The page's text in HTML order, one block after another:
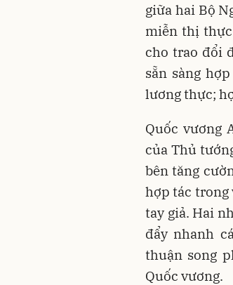
giữa hai Bộ
miễn thị
cho trao đổi
sẵn sàng
lương thực;
Quốc vương
của Thủ
bên tăng
hợp tác trong
tay giả. Hai
đẩy nhanh
thuận song
Quốc vương.